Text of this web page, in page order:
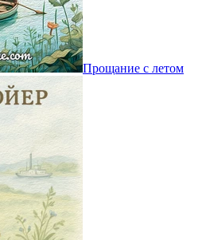
Прощание с летом